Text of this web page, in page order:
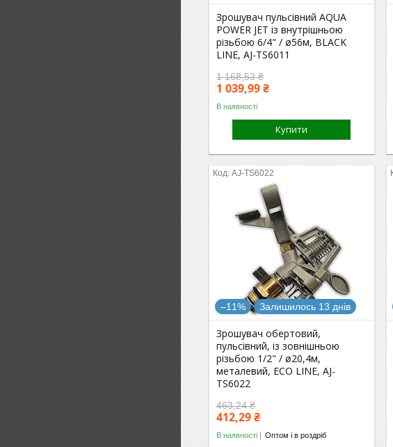
Зрошувач пульсівний AQUA
POWER JET із внутрішньою
різьбою 6/4" / ø56м, BLACK
LINE, AJ-TS6011
1 168,53 ₴
1 039,99 ₴
В наявності
Купити
AJ-TS6022
–11% Залишилось 13 днів
Зрошувач обертовий,
пульсівний, із зовнішньою
різьбою 1/2" / ø20,4м,
металевий, ECO LINE, AJ-
TS6022
463,24 ₴
412,29 ₴
В наявності Оптом і в роздріб